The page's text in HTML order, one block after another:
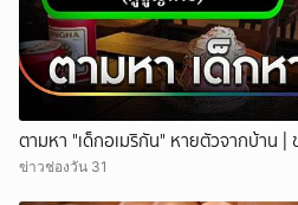
ตามหา "เด็กอเมริกัน" หายตัวจากบ้าน |
ข่าวช่องวัน 31